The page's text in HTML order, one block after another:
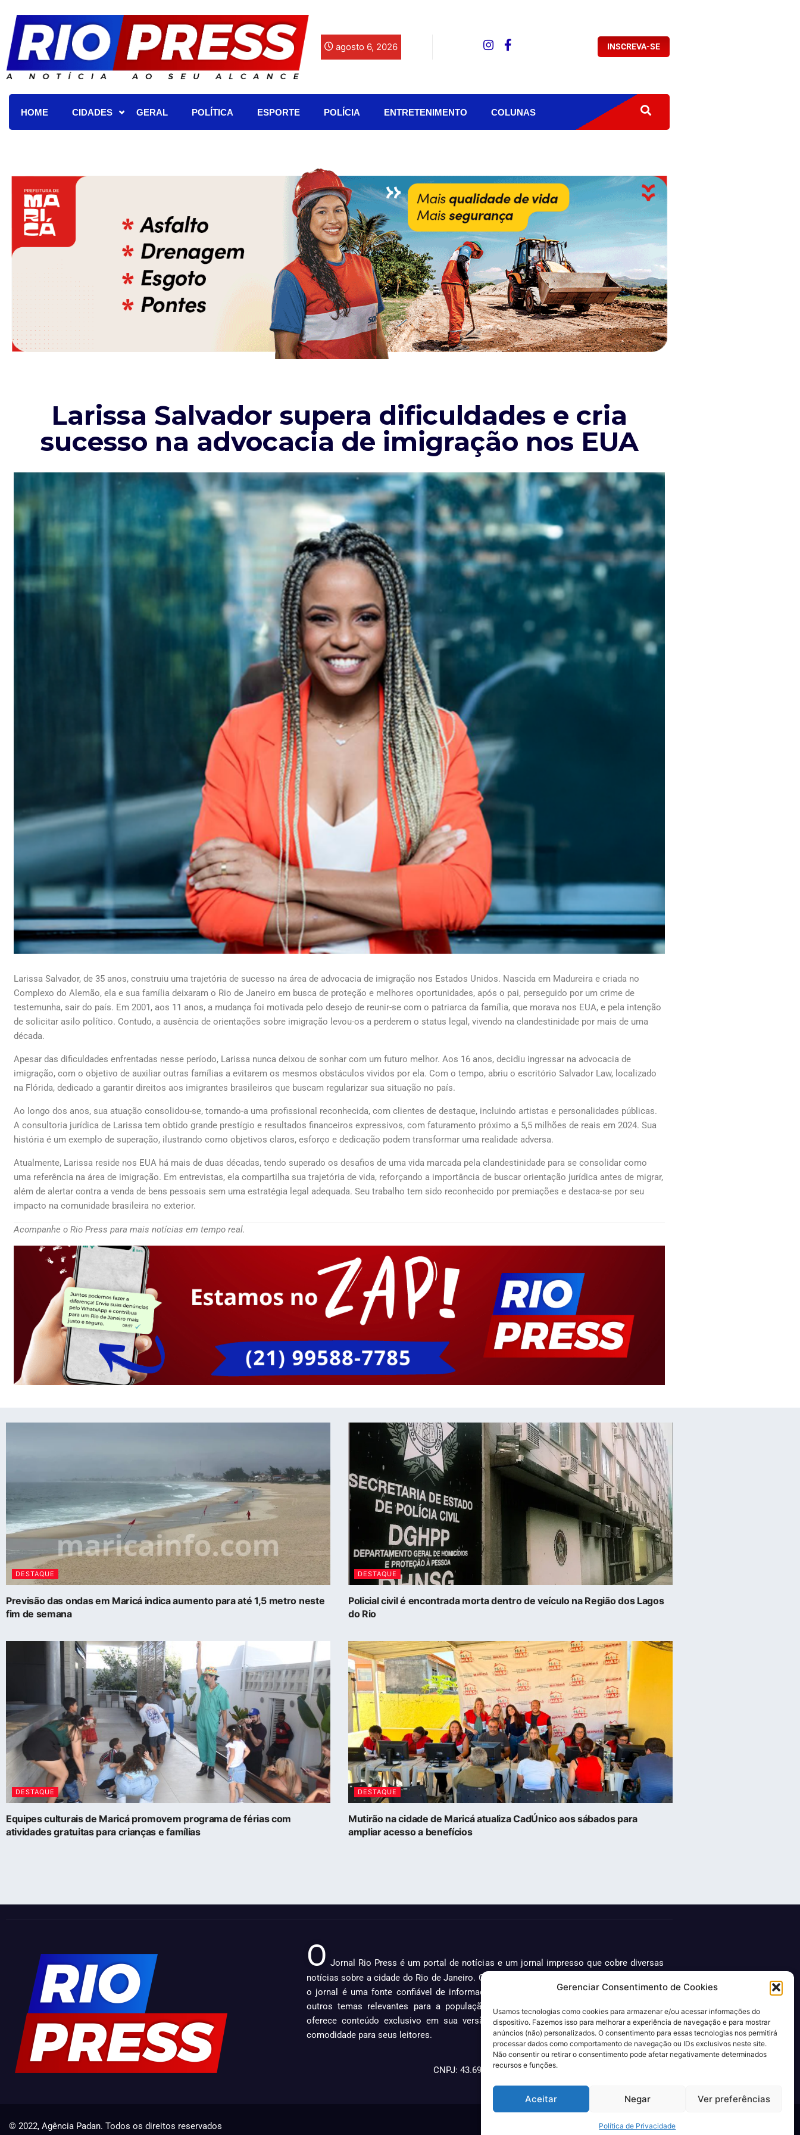
Gerenciar Consentimento de Cookies
Usamos tecnologias como cookies para armazenar e/ou acessar informações do
dispositivo. Fazemos isso para melhorar a experiência de navegação e para mostrar
anúncios (não) personalizados. O consentimento para essas tecnologias nos permitirá
processar dados como comportamento de navegação ou IDs exclusivos neste site.
Não consentir ou retirar o consentimento pode afetar negativamente determinados
recursos e funções.
Aceitar Negar Ver preferências
Política de Privacidade
agosto 6, 2026 INSCREVA-SE
HOME CIDADES GERAL POLÍTICA ESPORTE POLÍCIA ENTRETENIMENTO COLUNAS
Larissa Salvador supera dificuldades e cria
sucesso na advocacia de imigração nos EUA
Larissa Salvador, de 35 anos, construiu uma trajetória de sucesso na área de advocacia de imigração nos Estados Unidos. Nascida em Madureira e criada no
Complexo do Alemão, ela e sua família deixaram o Rio de Janeiro em busca de proteção e melhores oportunidades, após o pai, perseguido por um crime de
testemunha, sair do país. Em 2001, aos 11 anos, a mudança foi motivada pelo desejo de reunir-se com o patriarca da família, que morava nos EUA, e pela intenção
de solicitar asilo político. Contudo, a ausência de orientações sobre imigração levou-os a perderem o status legal, vivendo na clandestinidade por mais de uma
década.
Apesar das dificuldades enfrentadas nesse período, Larissa nunca deixou de sonhar com um futuro melhor. Aos 16 anos, decidiu ingressar na advocacia de
imigração, com o objetivo de auxiliar outras famílias a evitarem os mesmos obstáculos vividos por ela. Com o tempo, abriu o escritório Salvador Law, localizado
na Flórida, dedicado a garantir direitos aos imigrantes brasileiros que buscam regularizar sua situação no país.
Ao longo dos anos, sua atuação consolidou-se, tornando-a uma profissional reconhecida, com clientes de destaque, incluindo artistas e personalidades públicas.
A consultoria jurídica de Larissa tem obtido grande prestígio e resultados financeiros expressivos, com faturamento próximo a 5,5 milhões de reais em 2024. Sua
história é um exemplo de superação, ilustrando como objetivos claros, esforço e dedicação podem transformar uma realidade adversa.
Atualmente, Larissa reside nos EUA há mais de duas décadas, tendo superado os desafios de uma vida marcada pela clandestinidade para se consolidar como
uma referência na área de imigração. Em entrevistas, ela compartilha sua trajetória de vida, reforçando a importância de buscar orientação jurídica antes de migrar,
além de alertar contra a venda de bens pessoais sem uma estratégia legal adequada. Seu trabalho tem sido reconhecido por premiações e destaca-se por seu
impacto na comunidade brasileira no exterior.
Acompanhe o Rio Press para mais notícias em tempo real.
DESTAQUE
Previsão das ondas em Maricá indica aumento para até 1,5 metro neste
fim de semana
DESTAQUE
Policial civil é encontrada morta dentro de veículo na Região dos Lagos
do Rio
DESTAQUE
Equipes culturais de Maricá promovem programa de férias com
atividades gratuitas para crianças e famílias
DESTAQUE
Mutirão na cidade de Maricá atualiza CadÚnico aos sábados para
ampliar acesso a benefícios
O Jornal Rio Press é um portal de notícias e um jornal impresso que cobre diversas
notícias sobre a cidade do Rio de Janeiro. Com uma abordagem abrangente e atualizada,
o jornal é uma fonte confiável de informações sobre política, economia, cultura, entre
outros temas relevantes para a população carioca. Além disso, o Jornal Rio Press
oferece conteúdo exclusivo em sua versão online, trazendo ainda mais facilidade e
comodidade para seus leitores.
CNPJ: 43.699.442/0001-80
© 2022, Agência Padan. Todos os direitos reservados Quem Somos Contato